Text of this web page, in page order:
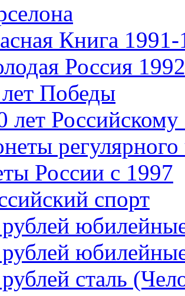
Книга 1991-
Россия
Победы
лет
России c 1997
спорт
сталь